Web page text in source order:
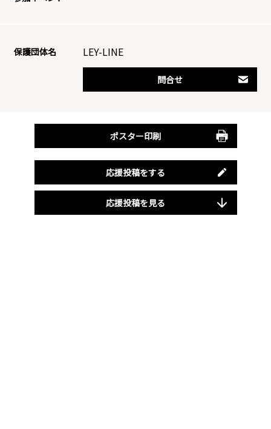
保護団体名 LEY-LINE
問合せ
ポスター印刷
応援投稿をする
応援投稿を見る